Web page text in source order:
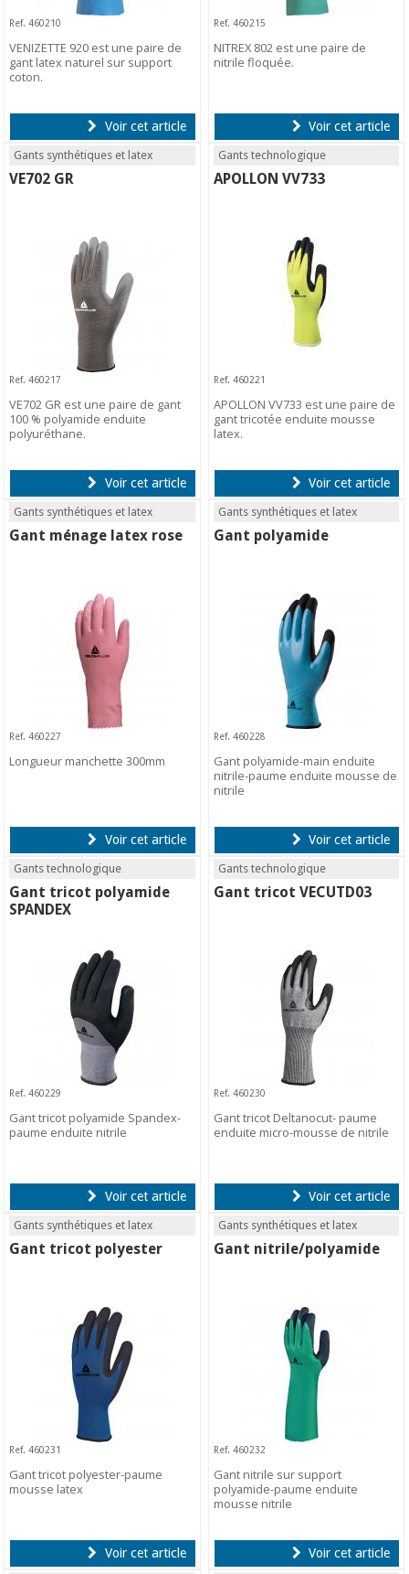
Ref. 460210
VENIZETTE 920 est une paire de
gant latex naturel sur support
coton.
Voir cet article
Ref. 460215
NITREX 802 est une paire de
nitrile floquée.
Voir cet article
Gants synthétiques et latex
VE702 GR
Ref. 460217
VE702 GR est une paire de gant
100 % polyamide enduite
polyuréthane.
Voir cet article
Gants technologique
APOLLON VV733
Ref. 460221
APOLLON VV733 est une paire de
gant tricotée enduite mousse
latex.
Voir cet article
Gants synthétiques et latex
Gant ménage latex rose
Ref. 460227
Longueur manchette 300mm
Voir cet article
Gants synthétiques et latex
Gant polyamide
Ref. 460228
Gant polyamide-main enduite
nitrile-paume enduite mousse de
nitrile
Voir cet article
Gants technologique
Gant tricot polyamide
SPANDEX
Ref. 460229
Gant tricot polyamide Spandex-
paume enduite nitrile
Voir cet article
Gants technologique
Gant tricot VECUTD03
Ref. 460230
Gant tricot Deltanocut- paume
enduite micro-mousse de nitrile
Voir cet article
Gants synthétiques et latex
Gant tricot polyester
Ref. 460231
Gant tricot polyester-paume
mousse latex
Voir cet article
Gants synthétiques et latex
Gant nitrile/polyamide
Ref. 460232
Gant nitrile sur support
polyamide-paume enduite
mousse nitrile
Voir cet article